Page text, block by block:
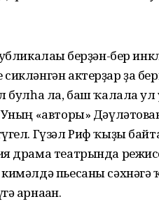
берҙән-бер
актерҙар ҙа
булһа ла, баш ҡалала
«авторы»
Гүзәл Риф ҡыҙы
драма театрында
пьесаны сәхнәгә
арнаған.